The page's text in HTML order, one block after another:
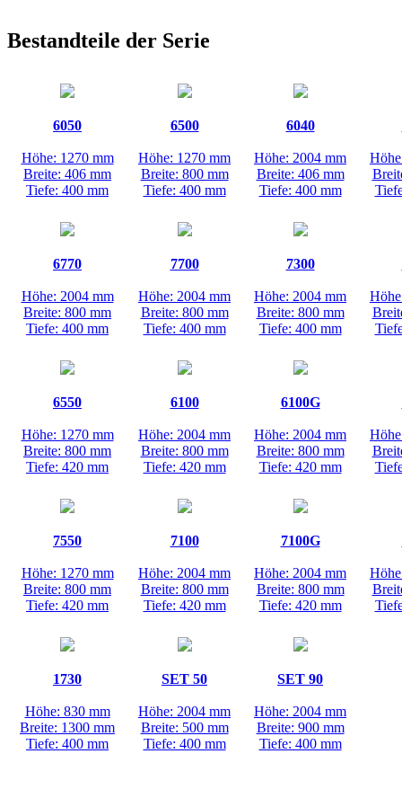
Bestandteile der Serie
6050
Höhe: 1270 mm
Breite: 406 mm
Tiefe: 400 mm
6500
Höhe: 1270 mm
Breite: 800 mm
Tiefe: 400 mm
6040
Höhe: 2004 mm
Breite: 406 mm
Tiefe: 400 mm
6770
Höhe: 2004 mm
Breite: 800 mm
Tiefe: 400 mm
7700
Höhe: 2004 mm
Breite: 800 mm
Tiefe: 400 mm
7300
Höhe: 2004 mm
Breite: 800 mm
Tiefe: 400 mm
6550
Höhe: 1270 mm
Breite: 800 mm
Tiefe: 420 mm
6100
Höhe: 2004 mm
Breite: 800 mm
Tiefe: 420 mm
6100G
Höhe: 2004 mm
Breite: 800 mm
Tiefe: 420 mm
7550
Höhe: 1270 mm
Breite: 800 mm
Tiefe: 420 mm
7100
Höhe: 2004 mm
Breite: 800 mm
Tiefe: 420 mm
7100G
Höhe: 2004 mm
Breite: 800 mm
Tiefe: 420 mm
1730
Höhe: 830 mm
Breite: 1300 mm
Tiefe: 400 mm
SET 50
Höhe: 2004 mm
Breite: 500 mm
Tiefe: 400 mm
SET 90
Höhe: 2004 mm
Breite: 900 mm
Tiefe: 400 mm